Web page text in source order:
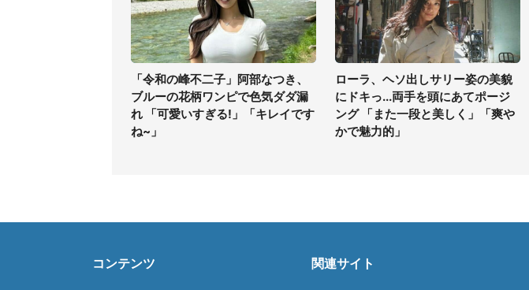
「令和の峰不二子」阿部なつき、
ブルーの花柄ワンピで色気ダダ漏
れ 「可愛いすぎる!」「キレイです
ね~」
ローラ、ヘソ出しサリー姿の美貌
にドキっ...両手を頭にあてポージ
ング 「また一段と美しく」「爽や
かで魅力的」
コンテンツ 関連サイト